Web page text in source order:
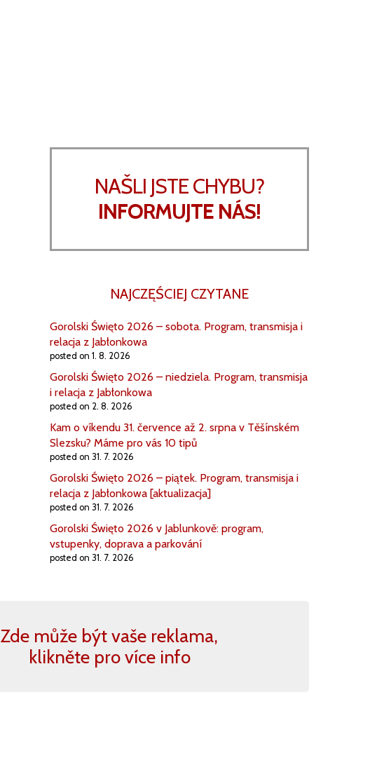
NAŠLI JSTE CHYBU?
INFORMUJTE NÁS!
NAJCZĘŚCIEJ CZYTANE
Gorolski Święto 2026 – sobota. Program, transmisja i
relacja z Jabłonkowa
posted on 1. 8. 2026
Gorolski Święto 2026 – niedziela. Program, transmisja
i relacja z Jabłonkowa
posted on 2. 8. 2026
Kam o víkendu 31. července až 2. srpna v Těšínském
Slezsku? Máme pro vás 10 tipů
posted on 31. 7. 2026
Gorolski Święto 2026 – piątek. Program, transmisja i
relacja z Jabłonkowa [aktualizacja]
posted on 31. 7. 2026
Gorolski Święto 2026 v Jablunkově: program,
vstupenky, doprava a parkování
posted on 31. 7. 2026
Zde může být vaše reklama,
klikněte pro více info